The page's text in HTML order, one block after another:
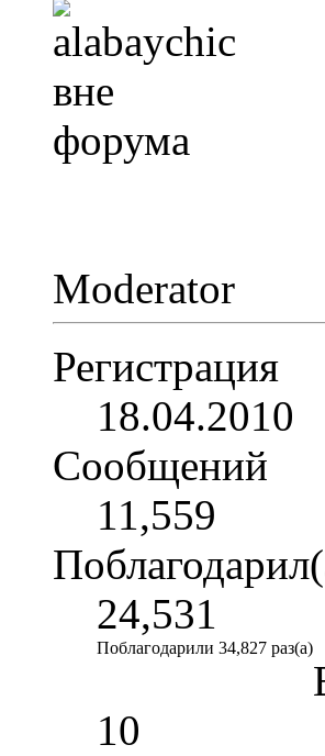
Moderator
Регистрация
18.04.2010
Сообщений
11,559
24,531
Поблагодарили 34,827 раз(а)
10